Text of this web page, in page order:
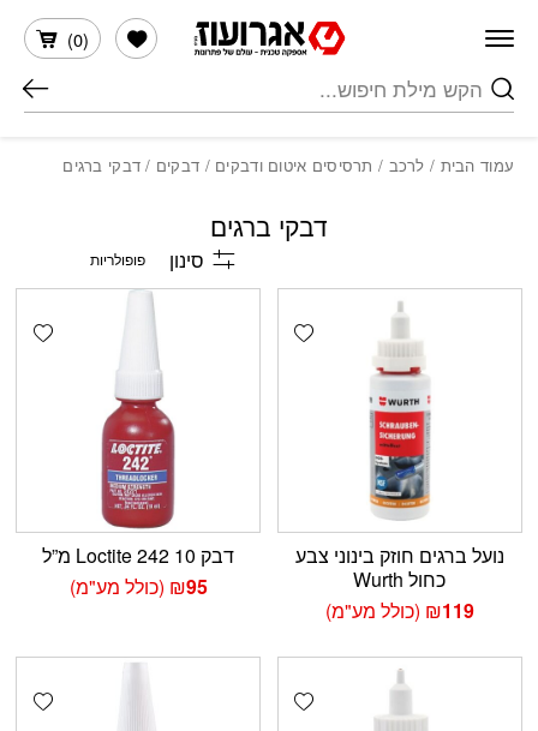
חיפוש
(
0
)
הרשימה שלי
עמוד הבית / לרכב / תרסיסים איטום ודבקים / דבקים / דבקי ברגים
דבקי ברגים
סינון
Add wishlist
נועל ברגים חוזק בינוני צבע
כחול Wurth
₪119 (כולל מע"מ)
דבק Loctite 242 10 מ”ל
₪95 (כולל מע"מ)
Add wishlist